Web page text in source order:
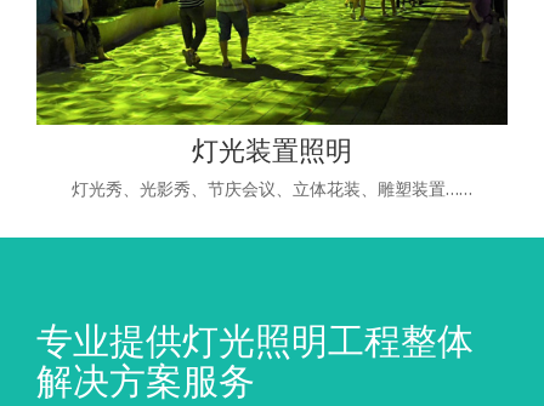
灯光装置照明
灯光秀、光影秀、节庆会议、立体花装、雕塑装置……
专业提供灯光照明工程整体
解决方案服务